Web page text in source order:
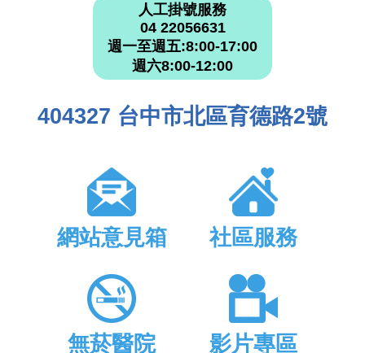
人工掛號服務
04 22056631
週一至週五:8:00-17:00
週六8:00-12:00
404327 台中市北區育德路2號
網站意見箱 社區服務
無菸醫院 影片專區